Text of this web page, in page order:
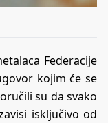
Federacije
kojim će se
su da svako
isključivo od